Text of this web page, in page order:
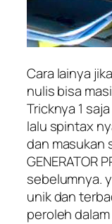
Cara lainya
nulis bisa
Tricknya 1
lalu spintax
dan masukan
GENERATOR
sebelumnya.
unik dan
peroleh